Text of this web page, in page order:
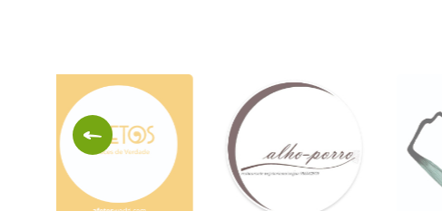
Ayur
Vida
Bistro